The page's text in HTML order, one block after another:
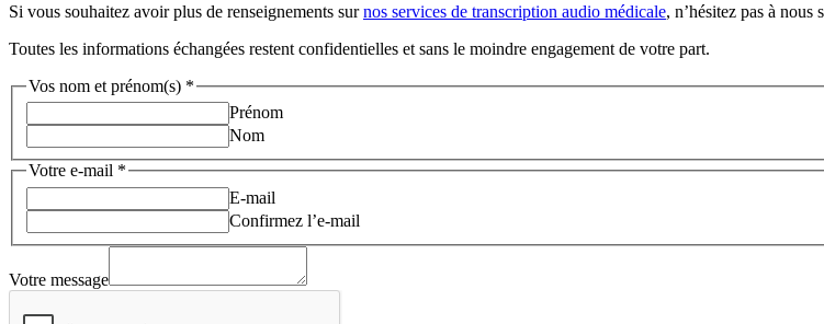
Si vous souhaitez avoir plus de renseignements surnos services de transcription audio médicale, n’hésitez pas à
Toutes les informations échangées restent confidentielles et sans le moindre engagement de votre part.
Vos nom et prénom(s) *
Prénom
Nom
Votre e-mail *
E-mail
Confirmez l’e-mail
Votre message